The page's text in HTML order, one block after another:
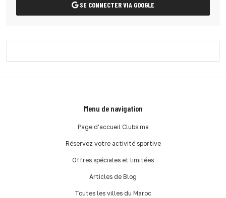
SE CONNECTER VIA GOOGLE
Menu de navigation
Page d'accueil Clubs.ma
Réservez votre activité sportive
Offres spéciales et limitées
Articles de Blog
Toutes les villes du Maroc